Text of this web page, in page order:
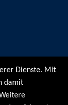
Dienste. Mit
damit